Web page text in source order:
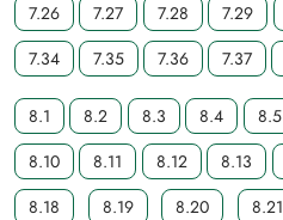
7.26
7.27 7.28 7.29
7.34
7.35 7.36 7.37
8.1 8.2 8.3 8.4 8.5
8.10
8.11 8.12 8.13
8.18
8.19 8.20 8.21